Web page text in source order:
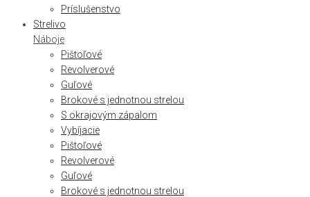
Príslušenstvo
Strelivo
Náboje
Pištoľové
Revolverové
Guľové
Brokové s jednotnou strelou
S okrajovým zápalom
Vybíjacie
Pištoľové
Revolverové
Guľové
Brokové s jednotnou strelou